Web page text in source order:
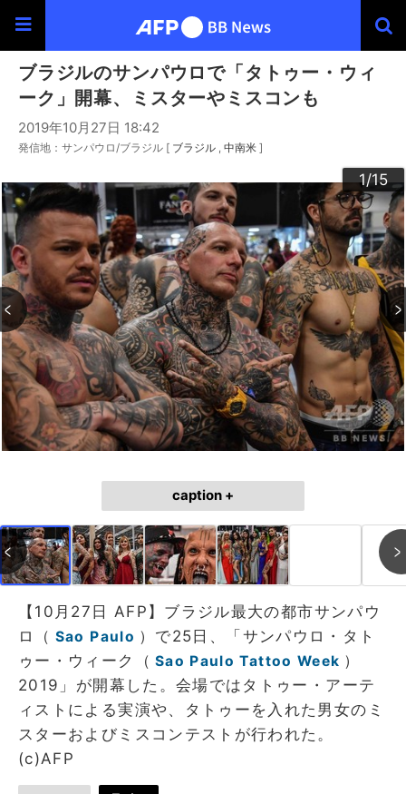
ブラジルのサンパウロで「タトゥー・ウィ
ーク」開幕、ミスターやミスコンも
2019年10月27日 18:42
発信地：サンパウロ/ブラジル [ ブラジル 中南米 ]
1/15
2/15
3/15
4/15
5/15
6/15
7/15
8/15
9/15
10/15
11/15
12/15
13/15
14/15
15/15
caption +
【10月27日 AFP】ブラジル最大の都市サンパウ
ロ（ Sao Paulo ）で25日、「サンパウロ・タト
ゥー・ウィーク（ Sao Paulo Tattoo Week ）
2019」が開幕した。会場ではタトゥー・アーテ
ィストによる実演や、タトゥーを入れた男女のミ
スターおよびミスコンテストが行われた。
(c)AFP